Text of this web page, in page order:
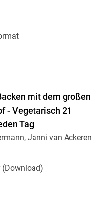
mit dem großen
- Vegetarisch 21
Tag
Janni van Ackeren